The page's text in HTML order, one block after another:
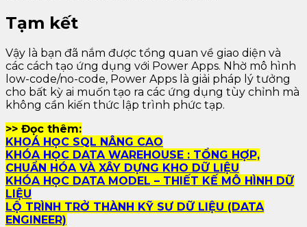
Tạm kết
Vậy là bạn đã nắm được tổng quan về giao diện và
các cách tạo ứng dụng với Power Apps. Nhờ mô hình
low-code/no-code, Power Apps là giải pháp lý tưởng
cho bất kỳ ai muốn tạo ra các ứng dụng tùy chỉnh mà
không cần kiến thức lập trình phức tạp.
>> Đọc thêm:
KHOÁ HỌC SQL NÂNG CAO
KHÓA HỌC DATA WAREHOUSE : TỔNG HỢP,
CHUẨN HÓA VÀ XÂY DỰNG KHO DỮ LIỆU
KHÓA HỌC DATA MODEL – THIẾT KẾ MÔ HÌNH DỮ
LIỆU
LỘ TRÌNH TRỞ THÀNH KỸ SƯ DỮ LIỆU (DATA
ENGINEER)